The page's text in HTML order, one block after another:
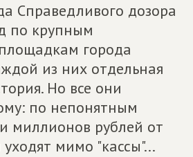
Справедливого дозора
по крупным
города
из них отдельная
Но все они
по непонятным
миллионов рублей от
мимо "кассы"...